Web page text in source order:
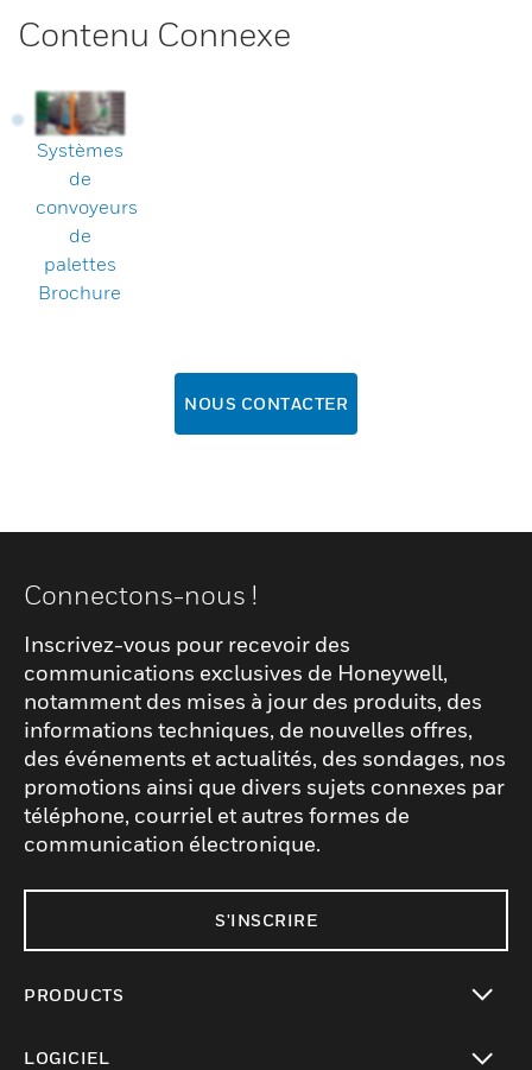
Contenu Connexe
Systèmes
de
convoyeurs
de
palettes
Brochure
NOUS CONTACTER
Connectons-nous !
Inscrivez-vous pour recevoir des
communications exclusives de Honeywell,
notamment des mises à jour des produits, des
informations techniques, de nouvelles offres,
des événements et actualités, des sondages, nos
promotions ainsi que divers sujets connexes par
téléphone, courriel et autres formes de
communication électronique.
S'INSCRIRE
PRODUCTS
LOGICIEL